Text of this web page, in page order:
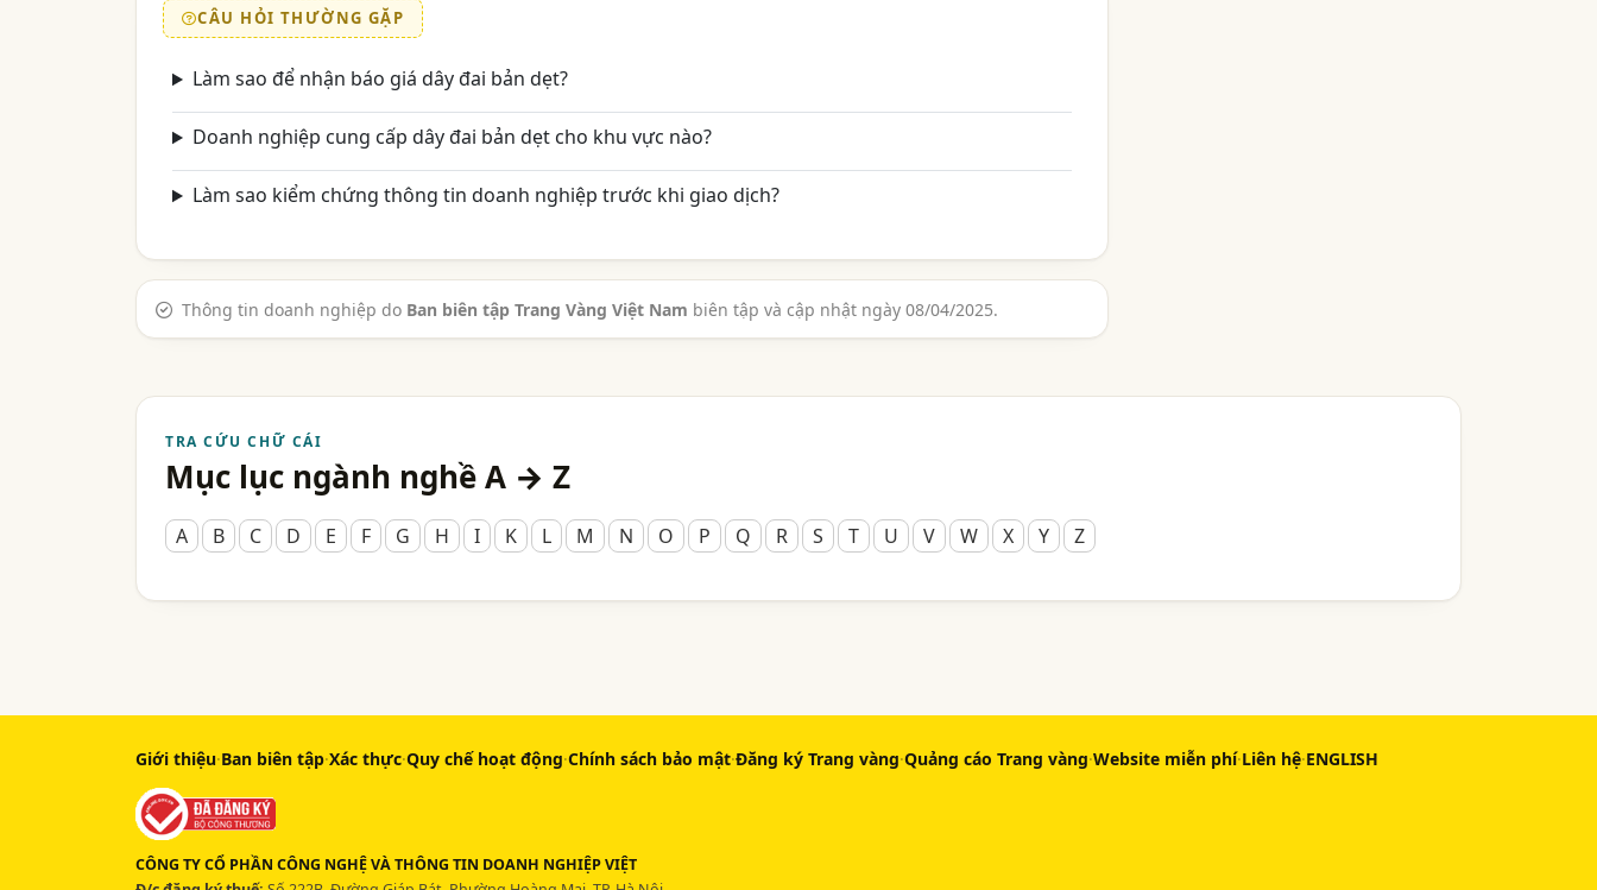
CÂU HỎI THƯỜNG GẶP
Làm sao để nhận báo giá dây đai bản dẹt?
Doanh nghiệp cung cấp dây đai bản dẹt cho khu vực nào?
Làm sao kiểm chứng thông tin doanh nghiệp trước khi giao dịch?
Thông tin doanh nghiệp do Ban biên tập Trang Vàng Việt Nam biên tập và cập nhật ngày 08/04/2025.
TRA CỨU CHỮ CÁI
Mục lục ngành nghề A → Z
A B C D E F G H I K L M N O P Q R S T U V W X Y Z
Giới thiệu·Ban biên tập·Xác thực·Quy chế hoạt động·Chính sách bảo mật·Đăng ký Trang vàng·Quảng cáo Trang vàng·Website miễn phí·Liên hệ·ENGLISH
CÔNG TY CỔ PHẦN CÔNG NGHỆ VÀ THÔNG TIN DOANH NGHIỆP VIỆT